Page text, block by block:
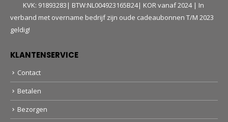
KVK: 91893283| BTW:NL004923165B24| KOR vanaf 2024 | In
verband met overname bedrijf zijn oude cadeaubonnen T/M 2023
geldig!
KLANTENSERVICE
Contact
Betalen
Bezorgen